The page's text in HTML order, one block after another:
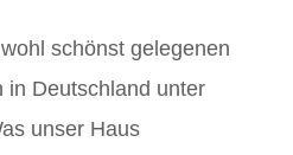
schönst gelegenen
in Deutschland unter
unser Haus